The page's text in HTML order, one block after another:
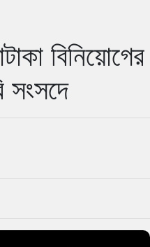
বিনিয়োগের
সংসদে